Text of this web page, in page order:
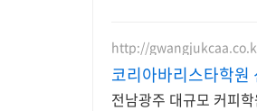
http://
코리아바리스타학원
전남광주 대규모 커피